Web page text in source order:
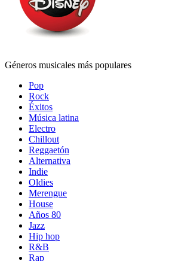
Géneros musicales más populares
Pop
Rock
Éxitos
Música latina
Electro
Chillout
Reggaetón
Alternativa
Indie
Oldies
Merengue
House
Años 80
Jazz
Hip hop
R&B
Rap